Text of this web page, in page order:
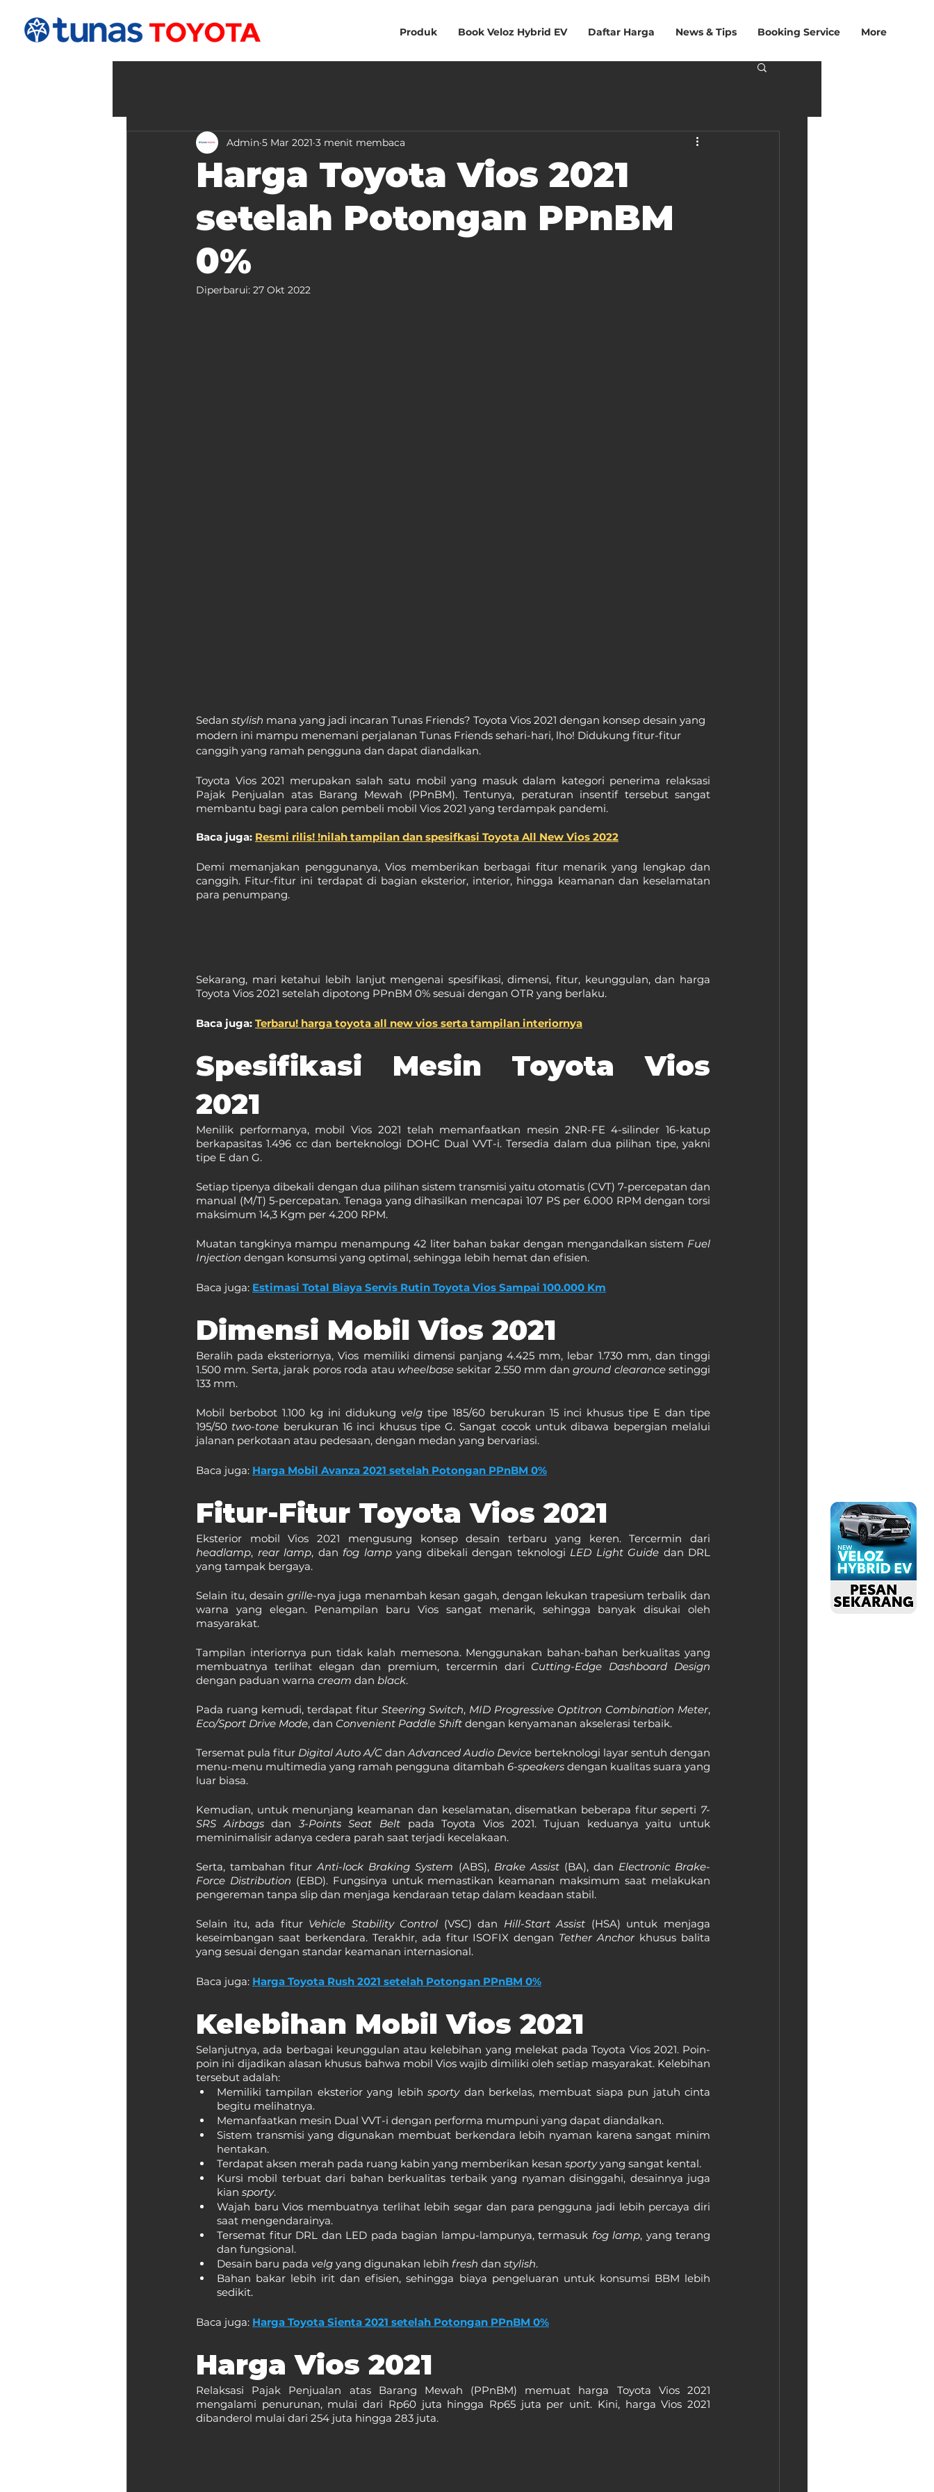
Produk Book Veloz Hybrid EV Daftar Harga News & Tips Booking Service More
Harga Toyota Vios 2021
setelah Potongan PPnBM
0%
Admin 5 Mar 2021 3 menit membaca
Diperbarui: 27 Okt 2022
Sedan stylish mana yang jadi incaran Tunas Friends? Toyota Vios 2021 dengan konsep desain yang
modern ini mampu menemani perjalanan Tunas Friends sehari-hari, lho! Didukung fitur-fitur
canggih yang ramah pengguna dan dapat diandalkan.
Toyota Vios 2021 merupakan salah satu mobil yang masuk dalam kategori penerima relaksasi
Pajak Penjualan atas Barang Mewah (PPnBM). Tentunya, peraturan insentif tersebut sangat
membantu bagi para calon pembeli mobil Vios 2021 yang terdampak pandemi.
Baca juga: Resmi rilis! !nilah tampilan dan spesifkasi Toyota All New Vios 2022
Demi memanjakan penggunanya, Vios memberikan berbagai fitur menarik yang lengkap dan
canggih. Fitur-fitur ini terdapat di bagian eksterior, interior, hingga keamanan dan keselamatan
para penumpang.
Sekarang, mari ketahui lebih lanjut mengenai spesifikasi, dimensi, fitur, keunggulan, dan harga
Toyota Vios 2021 setelah dipotong PPnBM 0% sesuai dengan OTR yang berlaku.
Baca juga: Terbaru! harga toyota all new vios serta tampilan interiornya
Spesifikasi Mesin Toyota Vios
2021
Menilik performanya, mobil Vios 2021 telah memanfaatkan mesin 2NR-FE 4-silinder 16-katup
berkapasitas 1.496 cc dan berteknologi DOHC Dual VVT-i. Tersedia dalam dua pilihan tipe, yakni
tipe E dan G.
Setiap tipenya dibekali dengan dua pilihan sistem transmisi yaitu otomatis (CVT) 7-percepatan dan
manual (M/T) 5-percepatan. Tenaga yang dihasilkan mencapai 107 PS per 6.000 RPM dengan torsi
maksimum 14,3 Kgm per 4.200 RPM.
Muatan tangkinya mampu menampung 42 liter bahan bakar dengan mengandalkan sistem Fuel
Injection dengan konsumsi yang optimal, sehingga lebih hemat dan efisien.
Baca juga: Estimasi Total Biaya Servis Rutin Toyota Vios Sampai 100.000 Km
Dimensi Mobil Vios 2021
Beralih pada eksteriornya, Vios memiliki dimensi panjang 4.425 mm, lebar 1.730 mm, dan tinggi
1.500 mm. Serta, jarak poros roda atau wheelbase sekitar 2.550 mm dan ground clearance setinggi
133 mm.
Mobil berbobot 1.100 kg ini didukung velg tipe 185/60 berukuran 15 inci khusus tipe E dan tipe
195/50 two-tone berukuran 16 inci khusus tipe G. Sangat cocok untuk dibawa bepergian melalui
jalanan perkotaan atau pedesaan, dengan medan yang bervariasi.
Baca juga: Harga Mobil Avanza 2021 setelah Potongan PPnBM 0%
Fitur-Fitur Toyota Vios 2021
headlamp, rear lamp, dan fog lamp yang dibekali dengan teknologi LED Light Guide dan DRL
yang tampak bergaya.
Selain itu, desain grille-nya juga menambah kesan gagah, dengan lekukan trapesium terbalik dan
warna yang elegan. Penampilan baru Vios sangat menarik, sehingga banyak disukai oleh
masyarakat.
Tampilan interiornya pun tidak kalah memesona. Menggunakan bahan-bahan berkualitas yang
membuatnya terlihat elegan dan premium, tercermin dari
dengan paduan warna cream dan black.
Pada ruang kemudi, terdapat fitur Steering Switch, MID Progressive Optitron Combination Meter
Eco/Sport Drive Mode, dan Convenient Paddle Shift dengan kenyamanan akselerasi terbaik.
Tersemat pula fitur Digital Auto A/C dan Advanced Audio Device berteknologi layar sentuh dengan
menu-menu multimedia yang ramah pengguna ditambah 6-speakers dengan kualitas suara yang
luar biasa.
Kemudian, untuk menunjang keamanan dan keselamatan, disematkan beberapa fitur seperti 7-
SRS Airbags dan 3-Points Seat Belt pada Toyota Vios 2021. Tujuan keduanya yaitu untuk
meminimalisir adanya cedera parah saat terjadi kecelakaan.
Serta, tambahan fitur Anti-lock Braking System (ABS), Brake Assist (BA), dan Electronic Brake-
Force Distribution (EBD). Fungsinya untuk memastikan keamanan maksimum saat melakukan
pengereman tanpa slip dan menjaga kendaraan tetap dalam keadaan stabil.
Selain itu, ada fitur Vehicle Stability Control (VSC) dan Hill-Start Assist (HSA) untuk menjaga
keseimbangan saat berkendara. Terakhir, ada fitur ISOFIX dengan Tether Anchor khusus balita
yang sesuai dengan standar keamanan internasional.
Baca juga: Harga Toyota Rush 2021 setelah Potongan PPnBM 0%
Kelebihan Mobil Vios 2021
Selanjutnya, ada berbagai keunggulan atau kelebihan yang melekat pada Toyota Vios 2021. Poin-
poin ini dijadikan alasan khusus bahwa mobil Vios wajib dimiliki oleh setiap masyarakat. Kelebihan
tersebut adalah:
Memiliki tampilan eksterior yang lebih sporty dan berkelas, membuat siapa pun jatuh cinta
begitu melihatnya.
Memanfaatkan mesin Dual VVT-i dengan performa mumpuni yang dapat diandalkan.
Sistem transmisi yang digunakan membuat berkendara lebih nyaman karena sangat minim
hentakan.
Terdapat aksen merah pada ruang kabin yang memberikan kesan sporty yang sangat kental.
Kursi mobil terbuat dari bahan berkualitas terbaik yang nyaman disinggahi, desainnya juga
kian sporty.
Wajah baru Vios membuatnya terlihat lebih segar dan para pengguna jadi lebih percaya diri
saat mengendarainya.
Tersemat fitur DRL dan LED pada bagian lampu-lampunya, termasuk fog lamp, yang terang
dan fungsional.
Desain baru pada velg yang digunakan lebih fresh dan stylish.
Bahan bakar lebih irit dan efisien, sehingga biaya pengeluaran untuk konsumsi BBM lebih
sedikit.
Baca juga: Harga Toyota Sienta 2021 setelah Potongan PPnBM 0%
Harga Vios 2021
Relaksasi Pajak Penjualan atas Barang Mewah (PPnBM) memuat harga Toyota Vios 2021
mengalami penurunan, mulai dari Rp60 juta hingga Rp65 juta per unit. Kini, harga Vios 2021
dibanderol mulai dari 254 juta hingga 283 juta.